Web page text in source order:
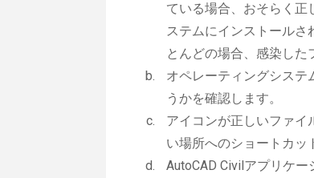
ている場合、おそらく正
ステムにインストールさ
とんどの場合、感染した
オペレーティングシステ
うかを確認します。
アイコンが正しいファイ
い場所へのショートカッ
AutoCAD Civilアプリケー